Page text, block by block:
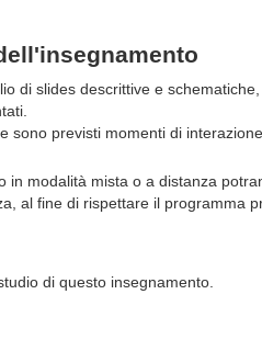
di slides descrittive e
sono previsti momenti di
in modalità mista o a distanza
al fine di rispettare il programma
di questo insegnamento.